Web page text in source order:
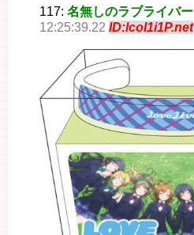
117: 名無しのラブライバー
12:25:39.22 ID:lcoI1i1P.net